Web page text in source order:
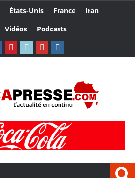
États-Unis France
Iran
Vidéos Podcasts